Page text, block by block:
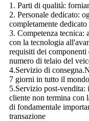
1. Parti di qualità:
2. Personale dedicato:
completamente
3. Competenza tecnica:
con la tecnologia
requisiti dei componenti
numero di telaio del
4.Servizio di
7 giorni in tutto il mondo
5.Servizio post-
cliente non termina con
di fondamentale
transazione